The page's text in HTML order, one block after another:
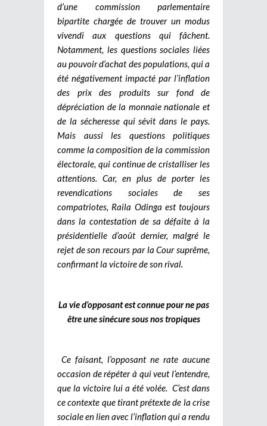
d’une commission parlementaire
bipartite chargée de trouver un modus
vivendi aux questions qui fâchent.
Notamment, les questions sociales liées
au pouvoir d’achat des populations, qui a
été négativement impacté par l’inflation
des prix des produits sur fond de
dépréciation de la monnaie nationale et
de la sécheresse qui sévit dans le pays.
Mais aussi les questions politiques
comme la composition de la commission
électorale, qui continue de cristalliser les
attentions. Car, en plus de porter les
revendications sociales de ses
compatriotes, Raila Odinga est toujours
dans la contestation de sa défaite à la
présidentielle d’août dernier, malgré le
rejet de son recours par la Cour suprême,
confirmant la victoire de son rival.
La vie d’opposant est connue pour ne pas
être une sinécure sous nos tropiques
Ce faisant, l’opposant ne rate aucune
occasion de répéter à qui veut l’entendre,
que la victoire lui a été volée. C’est dans
ce contexte que tirant prétexte de la crise
sociale en lien avec l’inflation qui a rendu